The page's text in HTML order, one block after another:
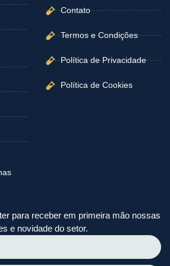
Contato
Termos e Condições
Política de Privacidade
Política de Cookies
para receber em primeira mão nossas
e novidade do setor.